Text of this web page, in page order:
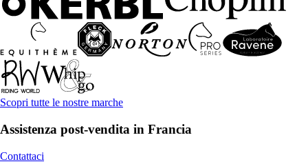
Scopri tutte le nostre marche
Assistenza post-vendita in Francia
Contattaci